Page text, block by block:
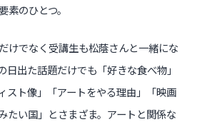
素のひとつ。
けでなく受講生も松蔭さんと一緒にな
日出た話題だけでも「好きな食べ物」
スト像」「アートをやる理由」「映画
たい国」とさまざま。アートと関係な